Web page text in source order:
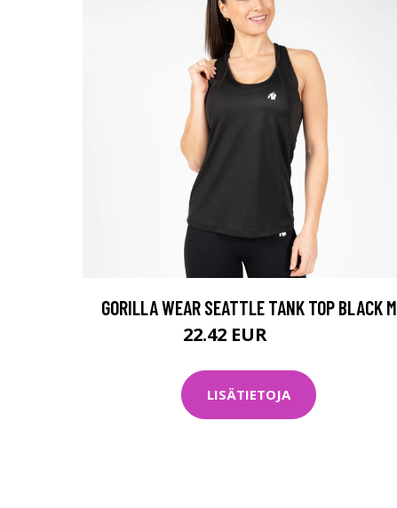
GORILLA WEAR SEATTLE TANK TOP BLACK M
22.42 EUR
LISÄTIETOJA